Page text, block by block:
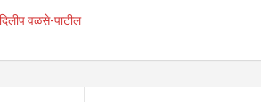
वळसे-पाटील